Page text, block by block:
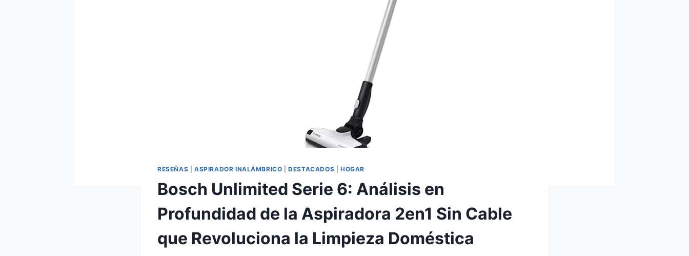
RESEÑAS ASPIRADOR INALÁMBRICO |DESTACADOS |HOGAR
Bosch Unlimited Serie 6: Análisis en
Profundidad de la Aspiradora 2en1 Sin Cable
que Revoluciona la Limpieza Doméstica